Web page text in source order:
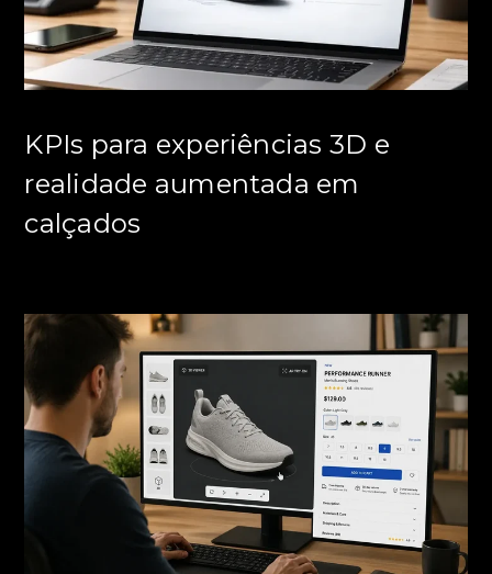
KPIs para experiências 3D e
realidade aumentada em
calçados